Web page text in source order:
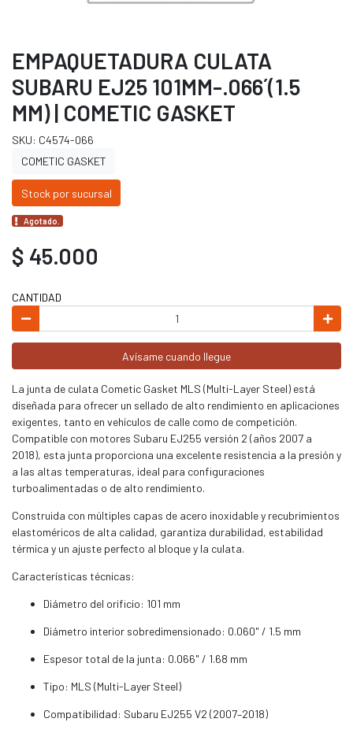
EMPAQUETADURA CULATA
SUBARU EJ25 101MM-.066´(1.5
MM) | COMETIC GASKET
SKU: C4574-066
COMETIC GASKET
Stock por sucursal
Agotado.
$ 45.000
CANTIDAD
Avísame cuando llegue
La junta de culata Cometic Gasket MLS (Multi-Layer Steel) está
diseñada para ofrecer un sellado de alto rendimiento en aplicaciones
exigentes, tanto en vehículos de calle como de competición.
Compatible con motores Subaru EJ255 versión 2 (años 2007 a
2018), esta junta proporciona una excelente resistencia a la presión y
a las altas temperaturas, ideal para configuraciones
turboalimentadas o de alto rendimiento.
Construida con múltiples capas de acero inoxidable y recubrimientos
elastoméricos de alta calidad, garantiza durabilidad, estabilidad
térmica y un ajuste perfecto al bloque y la culata.
Características técnicas:
Diámetro del orificio: 101 mm
Diámetro interior sobredimensionado: 0.060" / 1.5 mm
Espesor total de la junta: 0.066" / 1.68 mm
Tipo: MLS (Multi-Layer Steel)
Compatibilidad: Subaru EJ255 V2 (2007–2018)